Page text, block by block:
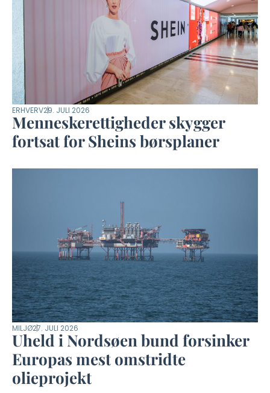
ERHVERV29. JULI 2026
Menneskerettigheder skygger
fortsat for Sheins børsplaner
MILJØ27. JULI 2026
Uheld i Nordsøen bund forsinker
Europas mest omstridte
olieprojekt